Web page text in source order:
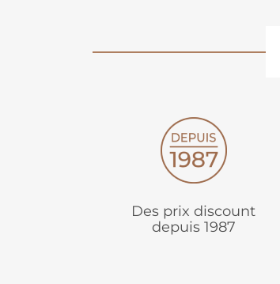
Des prix discount
depuis 1987